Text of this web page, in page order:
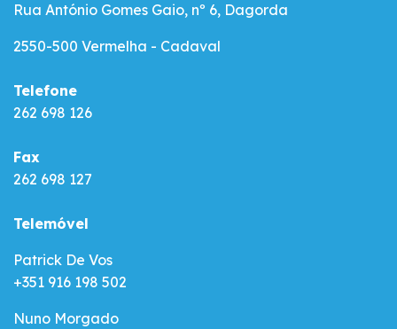
R​ua António Gomes Gaio, nº 6, Dagorda
2550-500 Vermelha - Cadaval
Telefone
262 698 126
Fax
262 698 127
Telemóvel
Patrick De Vos
+351 916 198 502
Nuno Morgado